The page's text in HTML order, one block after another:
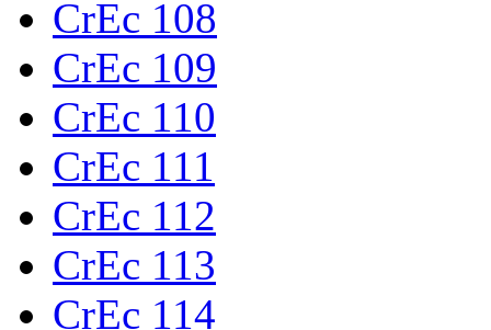
CrEc 108
CrEc 109
CrEc 110
CrEc 111
CrEc 112
CrEc 113
CrEc 114